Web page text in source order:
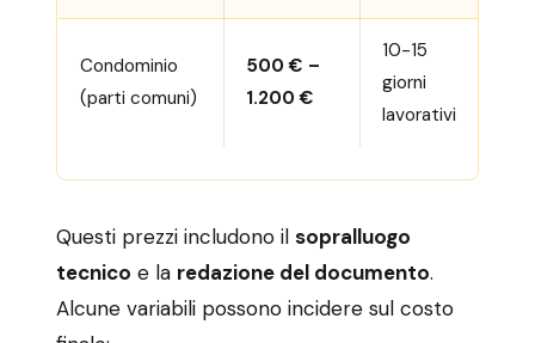
Condominio
(parti comuni)
500 € –
1.200 €
10-15
giorni
lavorativi
Questi prezzi includono il sopralluogo
tecnico e la redazione del documento.
Alcune variabili possono incidere sul costo